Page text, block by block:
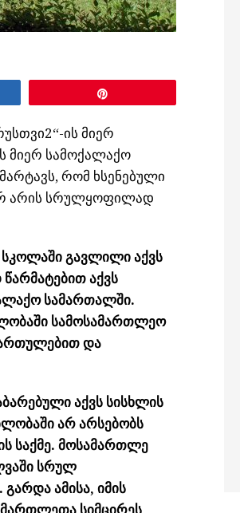
ის მიერ
მიერ სამოქალაქო
რომ ხსენებული
არ არის სრულყოფილად
გავლილი აქვს
აქვს
სამართალში.
სამოსამართლეო
და
აქვს სისხლის
არ არსებობს
საქმე. მოსამართლე
სრულ
ამისა, იმის
სიმცირეს,